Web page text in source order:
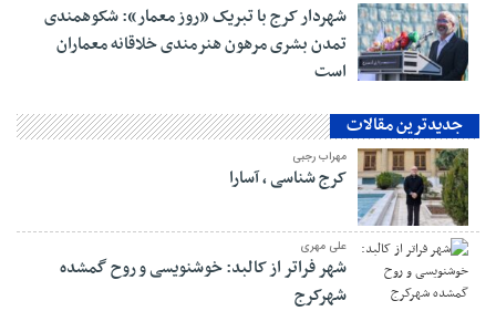
شهردار کرج با تبریک «روز معمار»: شکوهمندی
تمدن بشری مرهون هنرمندی خلاقانه معماران
است
جدیدترین مقالات
مهراب رجبی
کرج شناسی ، آسارا
علی مهری
شهر فراتر از کالبد: خوشنویسی و روح گمشده
شهرکرج